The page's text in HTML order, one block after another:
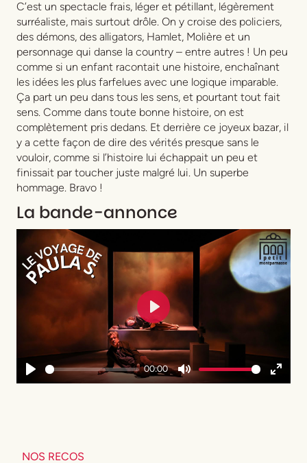
C’est un spectacle frais, léger et pétillant, légèrement
surréaliste, mais surtout drôle. On y croise des policiers,
des démons, des alligators, Hamlet, Molière et un
personnage qui danse la country – entre autres ! Un peu
comme si un enfant racontait une histoire, enchaînant
les idées les plus farfelues avec une logique imparable.
Ça part un peu dans tous les sens, et pourtant tout fait
sens. Comme dans toute bonne histoire, on est
complètement pris dedans. Et derrière ce joyeux bazar, il
y a cette façon de dire des vérités presque sans le
vouloir, comme si l’histoire lui échappait un peu et
finissait par toucher juste malgré lui. Un superbe
hommage. Bravo !
La bande-annonce
Play
00:00
Mute
Enter
Play
NOS RECOS